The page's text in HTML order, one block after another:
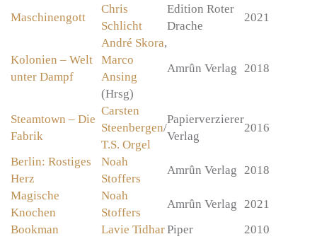
Maschinengott
Chris
Schlicht
Edition Roter
Drache
2021
Kolonien – Welt
unter Dampf
André Skora,
Marco
Ansing
(Hrsg)
Amrûn Verlag 2018
Steamtown – Die
Fabrik
Carsten
Steenbergen/
T.S. Orgel
Papierverzierer
Verlag
2016
Berlin: Rostiges
Herz
Noah
Stoffers
Amrûn Verlag 2018
Magische
Knochen
Noah
Stoffers
Amrûn Verlag 2021
Bookman
Lavie TidharPiper
2010